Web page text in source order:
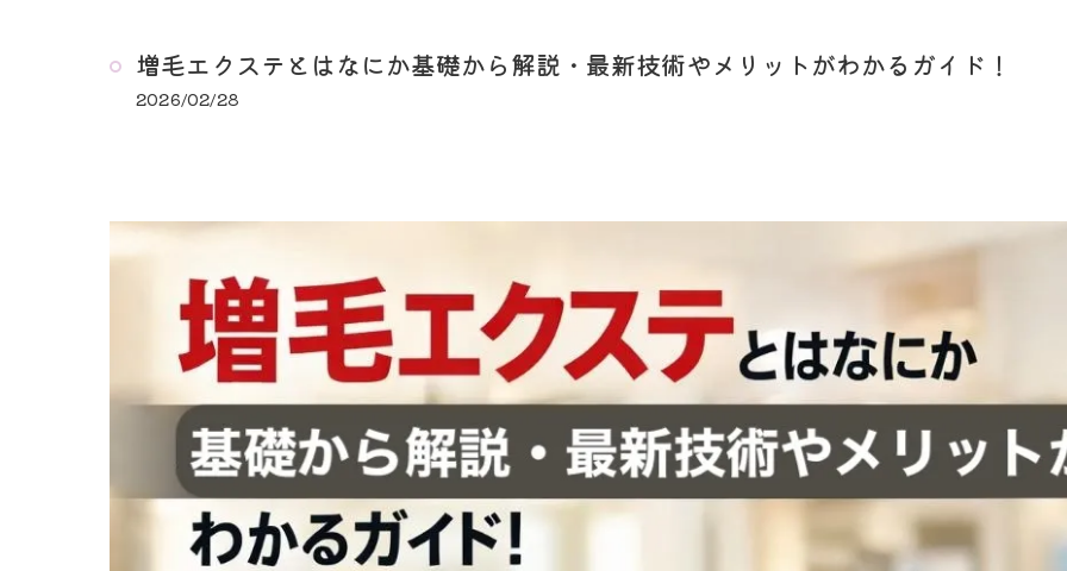
増毛エクステとはなにか基礎から解説・最新技術やメリットがわかるガイド！
2026/02/28